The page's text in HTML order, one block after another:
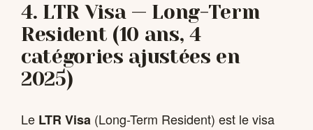
4. LTR Visa — Long-Term
Resident (10 ans, 4
catégories ajustées en
2025)
Le LTR Visa (Long-Term Resident) est le visa